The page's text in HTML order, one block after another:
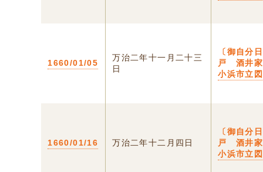
1660/01/05
万治二年十一月二十三
日
〔御自分
戸 酒井
小浜市立
1660/01/16 万治二年十二月四日
〔御自分
戸 酒井
小浜市立